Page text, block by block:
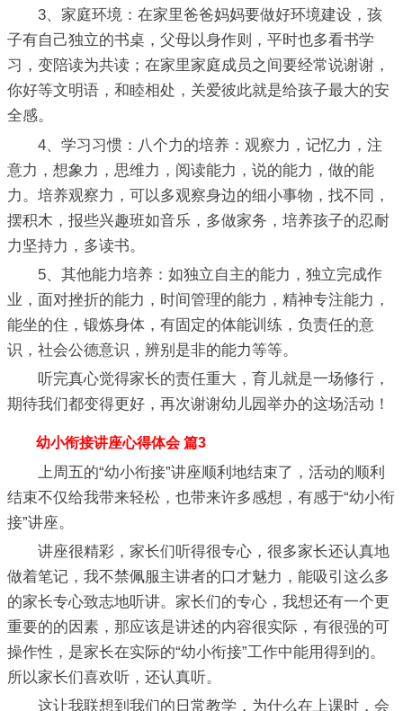
3、家庭环境：在家里爸爸妈妈要做好环境建设，孩
子有自己独立的书桌，父母以身作则，平时也多看书学
习，变陪读为共读；在家里家庭成员之间要经常说谢谢，
你好等文明语，和睦相处，关爱彼此就是给孩子最大的安
全感。
4、学习习惯：八个力的培养：观察力，记忆力，注
意力，想象力，思维力，阅读能力，说的能力，做的能
力。培养观察力，可以多观察身边的细小事物，找不同，
摆积木，报些兴趣班如音乐，多做家务，培养孩子的忍耐
力坚持力，多读书。
5、其他能力培养：如独立自主的能力，独立完成作
业，面对挫折的能力，时间管理的能力，精神专注能力，
能坐的住，锻炼身体，有固定的体能训练，负责任的意
识，社会公德意识，辨别是非的能力等等。
听完真心觉得家长的责任重大，育儿就是一场修行，
期待我们都变得更好，再次谢谢幼儿园举办的这场活动！
幼小衔接讲座心得体会 篇3
上周五的“幼小衔接”讲座顺利地结束了，活动的顺利
结束不仅给我带来轻松，也带来许多感想，有感于“幼小衔
接”讲座。
讲座很精彩，家长们听得很专心，很多家长还认真地
做着笔记，我不禁佩服主讲者的口才魅力，能吸引这么多
的家长专心致志地听讲。家长们的专心，我想还有一个更
重要的的因素，那应该是讲述的内容很实际，有很强的可
操作性，是家长在实际的“幼小衔接”工作中能用得到的。
所以家长们喜欢听，还认真听。
这让我联想到我们的日常教学，为什么在上课时，会